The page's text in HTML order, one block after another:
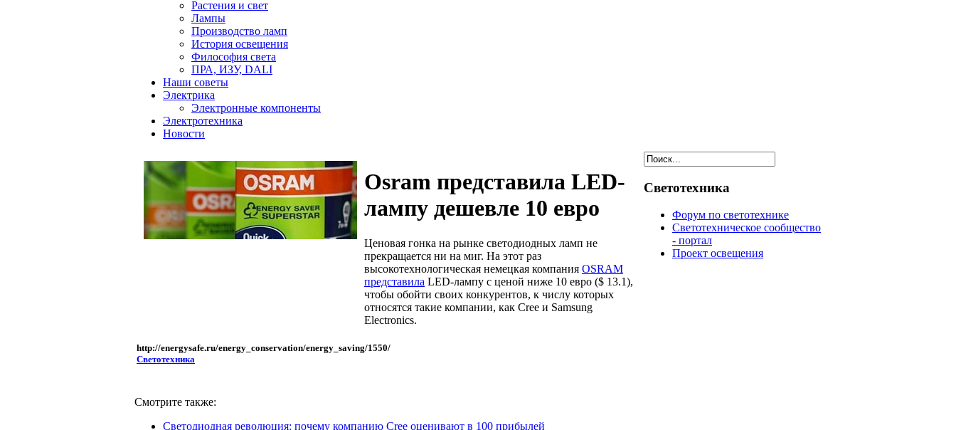
Растения и свет
Лампы
Производство ламп
История освещения
Философия света
ПРА, ИЗУ, DALI
Наши советы
Электрика
Электронные компоненты
Электротехника
Новости
Osram представила LED-
лампу дешевле 10 евро
Ценовая гонка на рынке светодиодных ламп не
прекращается ни на миг. На этот раз
высокотехнологическая немецкая компания OSRAM
представила LED-лампу с ценой ниже 10 евро ($ 13.1),
чтобы обойти своих конкурентов, к числу которых
относятся такие компании, как Cree и Samsung
Electronics.
http://energysafe.ru/energy_conservation/energy_saving/1550/
Светотехника
Смотрите также:
Светодиодная революция: почему компанию Cree оценивают в 100 прибылей
Светотехника
Форум по светотехнике
Светотехническое сообщество
- портал
Проект освещения